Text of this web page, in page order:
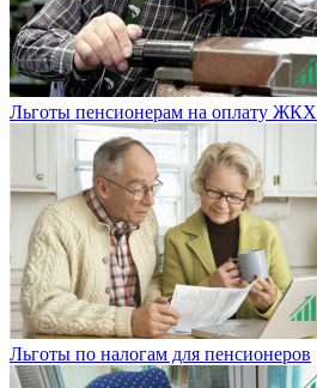
Льготы пенсионерам на оплату ЖКХ
Льготы по налогам для пенсионеров